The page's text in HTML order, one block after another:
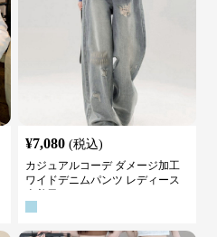
¥7,080 (税込)
カジュアルコーデ ダメージ加工
ワイドデニムパンツ レディース